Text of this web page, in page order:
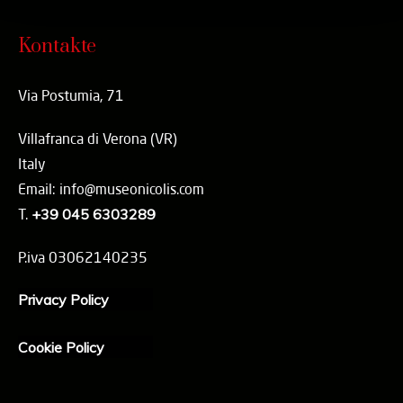
Kontakte
Via Postumia, 71
Villafranca di Verona (VR)
Italy
Email: info@museonicolis.com
T. +39 045 6303289
P.iva 03062140235
Privacy Policy
Cookie Policy